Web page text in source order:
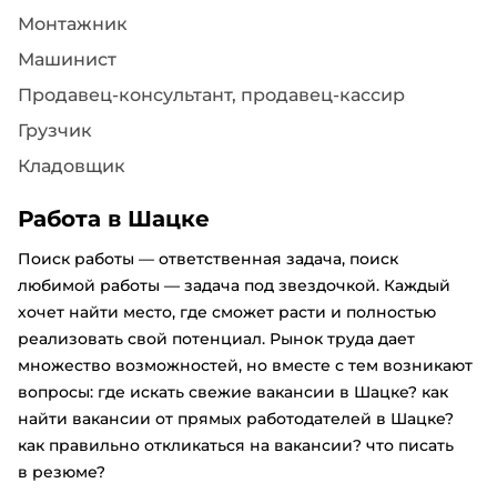
Монтажник
Машинист
Продавец-консультант, продавец-кассир
Грузчик
Кладовщик
Работа в Шацке
Поиск работы — ответственная задача, поиск
любимой работы — задача под звездочкой. Каждый
хочет найти место, где сможет расти и полностью
реализовать свой потенциал. Рынок труда дает
множество возможностей, но вместе с тем возникают
вопросы: где искать свежие вакансии в Шацке? как
найти вакансии от прямых работодателей в Шацке?
как правильно откликаться на вакансии? что писать
в резюме?